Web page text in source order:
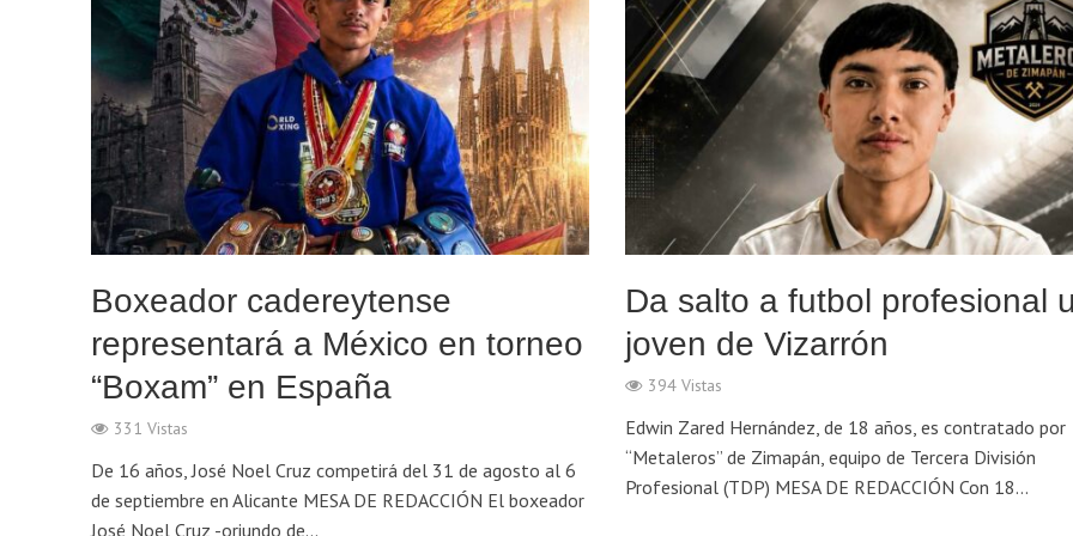
Boxeador cadereytense
representará a México en torneo
“Boxam” en España
331 Vistas
De 16 años, José Noel Cruz competirá del 31 de agosto al 6
de septiembre en Alicante MESA DE REDACCIÓN El boxeador
José Noel Cruz -oriundo de...
Da salto a futbol profesional
joven de Vizarrón
394 Vistas
Edwin Zared Hernández, de 18 años, es contratado por
“Metaleros” de Zimapán, equipo de Tercera División
Profesional (TDP) MESA DE REDACCIÓN Con 18...